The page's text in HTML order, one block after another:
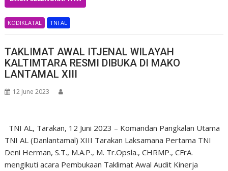
KODIKLATAL TNI AL
TAKLIMAT AWAL ITJENAL WILAYAH
KALTIMTARA RESMI DIBUKA DI MAKO
LANTAMAL XIII
12 June 2023
TNI AL, Tarakan, 12 Juni 2023 – Komandan Pangkalan Utama
TNI AL (Danlantamal) XIII Tarakan Laksamana Pertama TNI
Deni Herman, S.T., M.A.P., M. Tr.Opsla., CHRMP., CFrA.
mengikuti acara Pembukaan Taklimat Awal Audit Kinerja